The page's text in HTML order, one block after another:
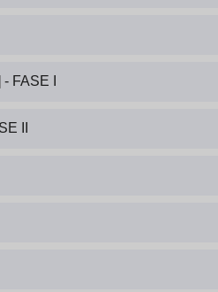
FASE I
II